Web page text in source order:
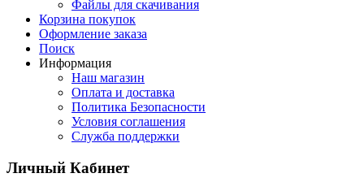
Файлы для скачивания
Корзина покупок
Оформление заказа
Поиск
Информация
Наш магазин
Оплата и доставка
Политика Безопасности
Условия соглашения
Служба поддержки
Личный Кабинет